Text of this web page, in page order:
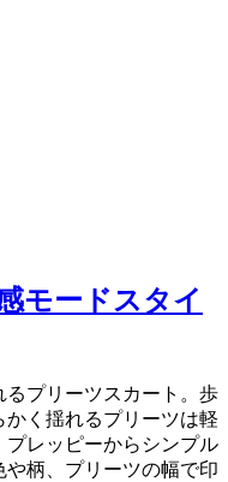
モードスタイ
るプリーツスカート。歩
かく揺れるプリーツは軽
レッピーからシンプル
柄、プリーツの幅で印